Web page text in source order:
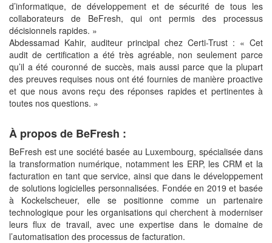
d’informatique, de développement et de sécurité de tous les
collaborateurs de BeFresh, qui ont permis des processus
décisionnels rapides. »
Abdessamad Kahir, auditeur principal chez Certi-Trust : « Cet
audit de certification a été très agréable, non seulement parce
qu’il a été couronné de succès, mais aussi parce que la plupart
des preuves requises nous ont été fournies de manière proactive
et que nous avons reçu des réponses rapides et pertinentes à
toutes nos questions. »
À propos de BeFresh :
BeFresh est une société basée au Luxembourg, spécialisée dans
la transformation numérique, notamment les ERP, les CRM et la
facturation en tant que service, ainsi que dans le développement
de solutions logicielles personnalisées. Fondée en 2019 et basée
à Kockelscheuer, elle se positionne comme un partenaire
technologique pour les organisations qui cherchent à moderniser
leurs flux de travail, avec une expertise dans le domaine de
l’automatisation des processus de facturation.